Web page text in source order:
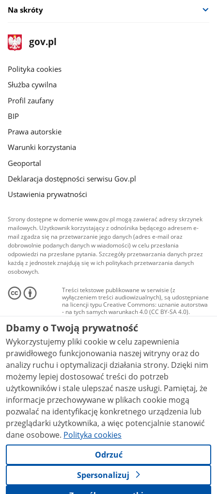
Na skróty
stopka
gov.pl
Strona
gov.pl
gov.pl
Polityka cookies
Służba cywilna
Profil zaufany
BIP
Prawa autorskie
Warunki korzystania
Geoportal
Deklaracja dostępności serwisu Gov.pl
Ustawienia prywatności
Strony dostępne w domenie www.gov.pl mogą zawierać adresy skrzynek
mailowych. Użytkownik korzystający z odnośnika będącego adresem e-
mail zgadza się na przetwarzanie jego danych (adres e-mail oraz
dobrowolnie podanych danych w wiadomości) w celu przesłania
odpowiedzi na przesłane pytania. Szczegóły przetwarzania danych przez
każdą z jednostek znajdują się w ich politykach przetwarzania danych
osobowych.
Treści tekstowe publikowane w serwisie (z
wyłączeniem treści audiowizualnych), są udostępniane
na licencji typu Creative Commons: uznanie autorstwa
- na tych samych warunkach 4.0 (CC BY-SA 4.0).
Materiały audiowizualne, w tym zdjęcia, materiały
audio i wideo, są udostępniane na licencji typu
Creative Commons: uznanie autorstwa użycie
niekomercyjne - bez utworów zależnych 4.0 (CC BY-
NC-ND 4.0), o ile nie jest to stwierdzone inaczej.
Dbamy o Twoją prywatność
Wykorzystujemy pliki cookie w celu zapewnienia
prawidłowego funkcjonowania naszej witryny oraz do
analizy ruchu i optymalizacji działania strony. Dzięki nim
możemy lepiej dostosować treści do potrzeb
użytkowników i stale ulepszać nasze usługi. Pamiętaj, że
informacje przechowywane w plikach cookie mogą
pozwalać na identyfikację konkretnego urządzenia lub
przeglądarki użytkownika, a więc potencjalnie stanowić
dane osobowe. Polityka cookies
Odrzuć
Spersonalizuj